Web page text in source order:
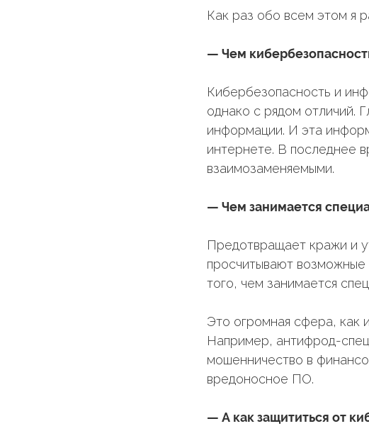
Как раз обо всем этом я
— Чем
Кибербезопасность и
однако с рядом отличий.
информации. И эта
интернете. В последнее
взаимозаменяемыми.
— Чем занимается
Предотвращает кражи и
просчитывают возможные
того, чем занимается
Это огромная сфера, как
Например, антифрод-
мошенничество в
вредоносное ПО.
— А как защититься от